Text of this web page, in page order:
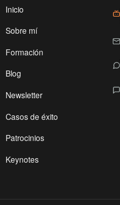
Inicio
Sobre mí
Formación
Blog
Newsletter
Casos de éxito
Patrocinios
Keynotes